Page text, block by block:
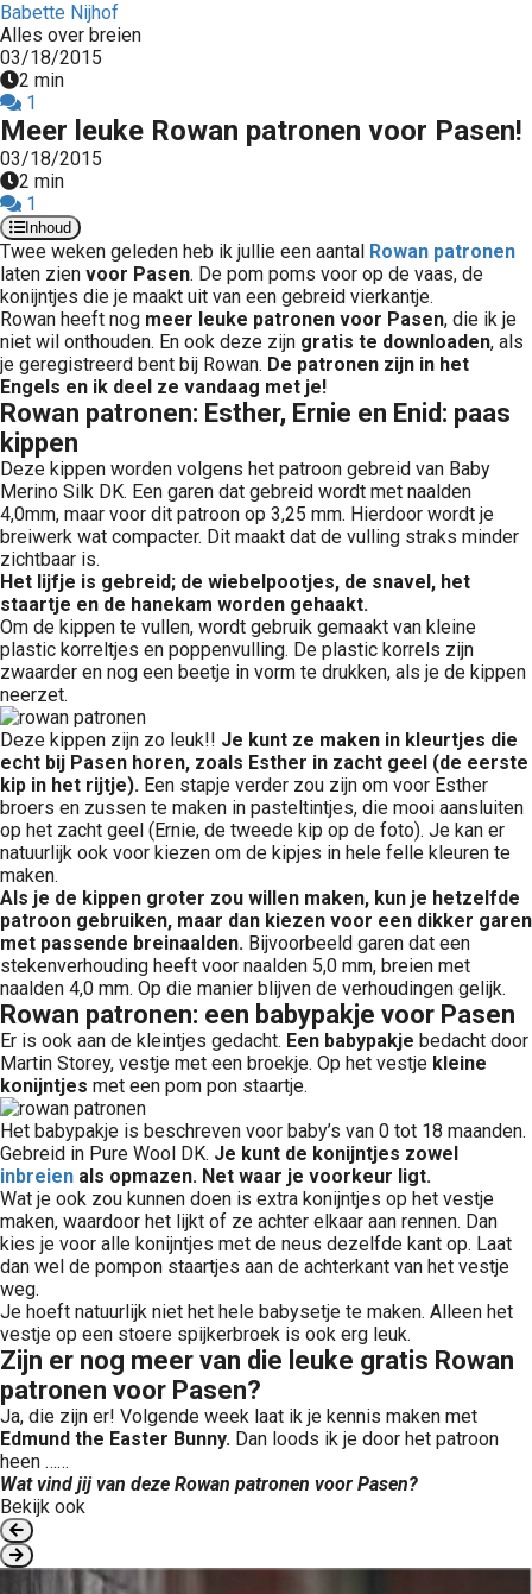
Babette Nijhof
Alles over breien
03/18/2015
2 min
1
Meer leuke Rowan patronen voor Pasen!
03/18/2015
2 min
1
Inhoud
Twee weken geleden heb ik jullie een aantal Rowan patronen
laten zien voor Pasen. De pom poms voor op de vaas, de
konijntjes die je maakt uit van een gebreid vierkantje.
Rowan heeft nog meer leuke patronen voor Pasen, die ik je
niet wil onthouden. En ook deze zijn gratis te downloaden, als
je geregistreerd bent bij Rowan. De patronen zijn in het
Engels en ik deel ze vandaag met je!
Rowan patronen: Esther, Ernie en Enid: paas
kippen
Deze kippen worden volgens het patroon gebreid van Baby
Merino Silk DK. Een garen dat gebreid wordt met naalden
4,0mm, maar voor dit patroon op 3,25 mm. Hierdoor wordt je
breiwerk wat compacter. Dit maakt dat de vulling straks minder
zichtbaar is.
Het lijfje is gebreid; de wiebelpootjes, de snavel, het
staartje en de hanekam worden gehaakt.
Om de kippen te vullen, wordt gebruik gemaakt van kleine
plastic korreltjes en poppenvulling. De plastic korrels zijn
zwaarder en nog een beetje in vorm te drukken, als je de kippen
neerzet.
Deze kippen zijn zo leuk!! Je kunt ze maken in kleurtjes die
echt bij Pasen horen, zoals Esther in zacht geel (de eerste
kip in het rijtje). Een stapje verder zou zijn om voor Esther
broers en zussen te maken in pasteltintjes, die mooi aansluiten
op het zacht geel (Ernie, de tweede kip op de foto). Je kan er
natuurlijk ook voor kiezen om de kipjes in hele felle kleuren te
maken.
Als je de kippen groter zou willen maken, kun je hetzelfde
patroon gebruiken, maar dan kiezen voor een dikker garen
met passende breinaalden. Bijvoorbeeld garen dat een
stekenverhouding heeft voor naalden 5,0 mm, breien met
naalden 4,0 mm. Op die manier blijven de verhoudingen gelijk.
Rowan patronen: een babypakje voor Pasen
Er is ook aan de kleintjes gedacht. Een babypakje bedacht door
Martin Storey, vestje met een broekje. Op het vestje kleine
konijntjes met een pom pon staartje.
Het babypakje is beschreven voor baby’s van 0 tot 18 maanden.
Gebreid in Pure Wool DK. Je kunt de konijntjes zowel
inbreien als opmazen. Net waar je voorkeur ligt.
Wat je ook zou kunnen doen is extra konijntjes op het vestje
maken, waardoor het lijkt of ze achter elkaar aan rennen. Dan
kies je voor alle konijntjes met de neus dezelfde kant op. Laat
dan wel de pompon staartjes aan de achterkant van het vestje
weg.
Je hoeft natuurlijk niet het hele babysetje te maken. Alleen het
vestje op een stoere spijkerbroek is ook erg leuk.
Zijn er nog meer van die leuke gratis Rowan
patronen voor Pasen?
Ja, die zijn er! Volgende week laat ik je kennis maken met
Edmund the Easter Bunny. Dan loods ik je door het patroon
heen ……
Wat vind jij van deze Rowan patronen voor Pasen?
Bekijk ook